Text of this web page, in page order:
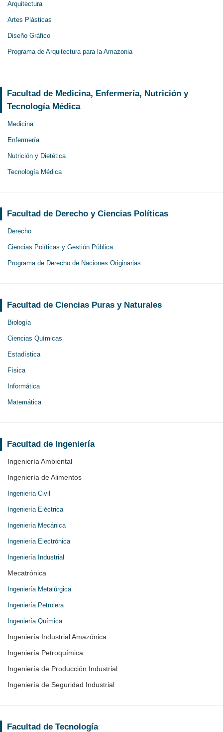
Arquitectura
Artes Plásticas
Diseño Gráfico
Programa de Arquitectura para la Amazonia
Facultad de Medicina, Enfermería, Nutrición y
Tecnología Médica
Medicina
Enfermería
Nutrición y Dietética
Tecnología Médica
Facultad de Derecho y Ciencias Políticas
Derecho
Ciencias Políticas y Gestión Pública
Programa de Derecho de Naciones Originarias
Facultad de Ciencias Puras y Naturales
Biología
Ciencias Químicas
Estadística
Física
Informática
Matemática
Facultad de Ingeniería
Ingeniería Ambiental
Ingeniería de Alimentos
Ingeniería Civil
Ingeniería Eléctrica
Ingeniería Mecánica
Ingeniería Electrónica
Ingeniería Industrial
Mecatrónica
Ingeniería Metalúrgica
Ingeniería Petrolera
Ingeniería Química
Ingeniería Industrial Amazónica
Ingeniería Petroquímica
Ingeniería de Producción Industrial
Ingeniería de Seguridad Industrial
Facultad de Tecnología